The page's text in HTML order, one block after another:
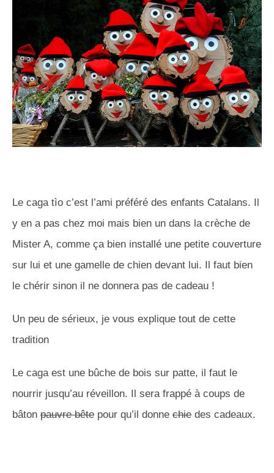
Le caga tìo c’est l’ami préféré des enfants Catalans. Il
y en a pas chez moi mais bien un dans la crèche de
Mister A, comme ça bien installé une petite couverture
sur lui et une gamelle de chien devant lui. Il faut bien
le chérir sinon il ne donnera pas de cadeau !
Un peu de sérieux, je vous explique tout de cette
tradition
Le caga est une bûche de bois sur patte, il faut le
nourrir jusqu’au réveillon. Il sera frappé à coups de
bâton pauvre bête pour qu’il donne chie des cadeaux.